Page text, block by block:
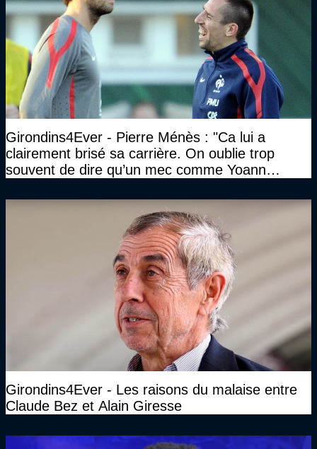
Girondins4Ever - Pierre Ménès : "Ca lui a
clairement brisé sa carrière. On oublie trop
souvent de dire qu’un mec comme Yoann
Girondins4Ever - Les raisons du malaise entre
Claude Bez et Alain Giresse